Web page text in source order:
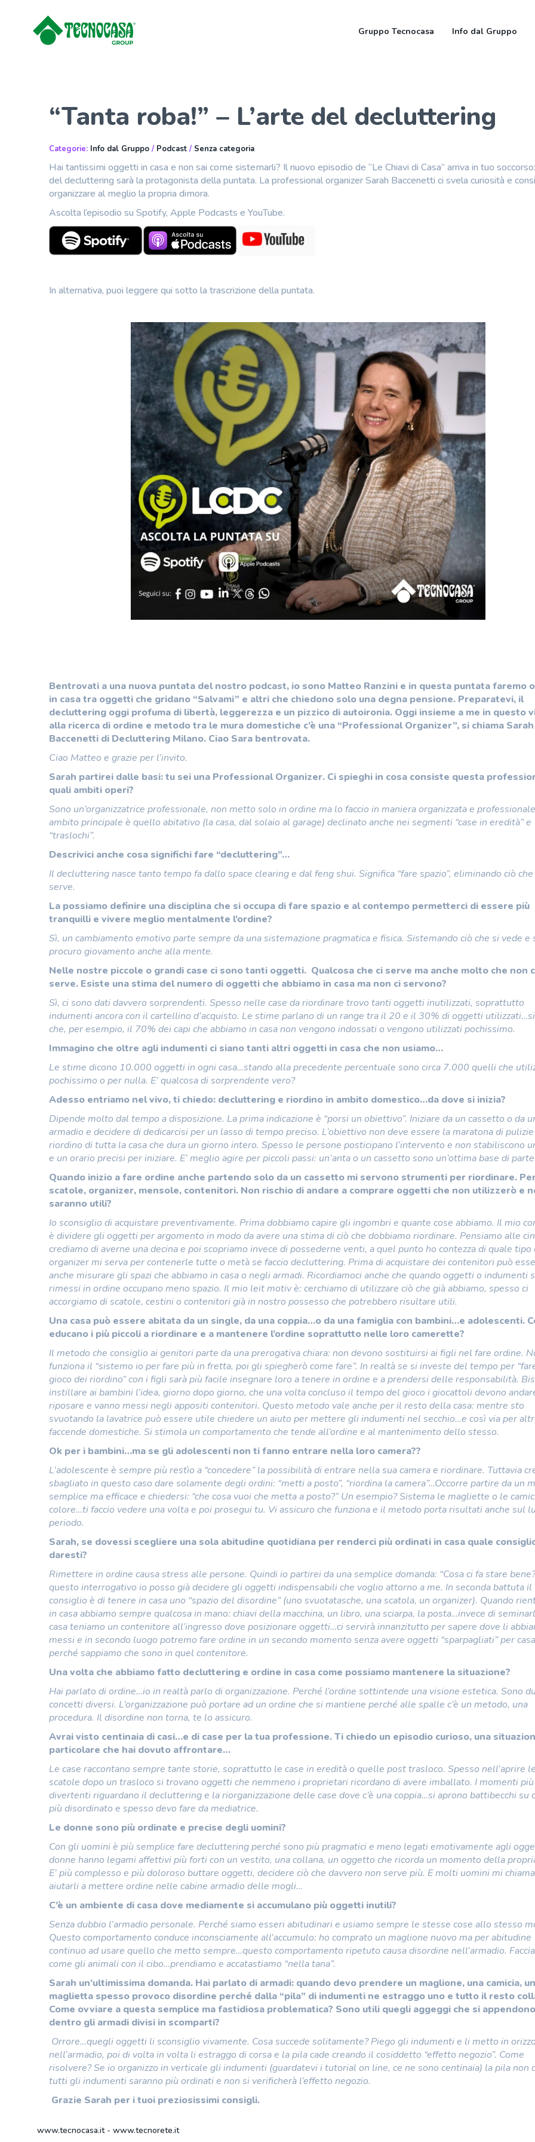
Gruppo Tecnocasa Info dal Gruppo
“Tanta roba!” – L’arte del decluttering
Categorie: Info dal Gruppo / Podcast / Senza categoria
Hai tantissimi oggetti in casa e non sai come sistemarli? Il nuovo episodio de “Le Chiavi di Casa” arriva in tuo
del decluttering sarà la protagonista della puntata. La professional organizer Sarah Baccenetti ci svela curiosità e
organizzare al meglio la propria dimora.
Ascolta l’episodio su Spotify, Apple Podcasts e YouTube.
In alternativa, puoi leggere qui sotto la trascrizione della puntata.
Bentrovati a una nuova puntata del nostro podcast, io sono Matteo Ranzini e in questa puntata faremo
in casa tra oggetti che gridano “Salvami” e altri che chiedono solo una degna pensione. Preparatevi, il
decluttering oggi profuma di libertà, leggerezza e un pizzico di autoironia. Oggi insieme a me in questo
alla ricerca di ordine e metodo tra le mura domestiche c’è una “Professional Organizer”, si chiama Sarah
Baccenetti di Decluttering Milano. Ciao Sara bentrovata.
Ciao Matteo e grazie per l’invito.
Sarah partirei dalle basi: tu sei una Professional Organizer. Ci spieghi in cosa consiste questa
quali ambiti operi?
Sono un’organizzatrice professionale, non metto solo in ordine ma lo faccio in maniera organizzata e
ambito principale è quello abitativo (la casa, dal solaio al garage) declinato anche nei segmenti “case in eredità” e
“traslochi”.
Descrivici anche cosa significhi fare “decluttering”…
Il decluttering nasce tanto tempo fa dallo space clearing e dal feng shui. Significa “fare spazio”, eliminando ciò
serve.
La possiamo definire una disciplina che si occupa di fare spazio e al contempo permetterci di essere più
tranquilli e vivere meglio mentalmente l’ordine?
Sì, un cambiamento emotivo parte sempre da una sistemazione pragmatica e fisica. Sistemando ciò che si vede e
procuro giovamento anche alla mente.
Nelle nostre piccole o grandi case ci sono tanti oggetti. Qualcosa che ci serve ma anche molto che non
serve. Esiste una stima del numero di oggetti che abbiamo in casa ma non ci servono?
Sì, ci sono dati davvero sorprendenti. Spesso nelle case da riordinare trovo tanti oggetti inutilizzati, soprattutto
indumenti ancora con il cartellino d’acquisto. Le stime parlano di un range tra il 20 e il 30% di oggetti
che, per esempio, il 70% dei capi che abbiamo in casa non vengono indossati o vengono utilizzati pochissimo.
Immagino che oltre agli indumenti ci siano tanti altri oggetti in casa che non usiamo…
Le stime dicono 10.000 oggetti in ogni casa…stando alla precedente percentuale sono circa 7.000 quelli che
pochissimo o per nulla. E’ qualcosa di sorprendente vero?
Adesso entriamo nel vivo, ti chiedo: decluttering e riordino in ambito domestico…da dove si inizia?
Dipende molto dal tempo a disposizione. La prima indicazione è “porsi un obiettivo”. Iniziare da un cassetto o da
armadio e decidere di dedicarcisi per un lasso di tempo preciso. L’obiettivo non deve essere la maratona di
riordino di tutta la casa che dura un giorno intero. Spesso le persone posticipano l’intervento e non stabiliscono
e un orario precisi per iniziare. E’ meglio agire per piccoli passi: un’anta o un cassetto sono un’ottima base di
Quando inizio a fare ordine anche partendo solo da un cassetto mi servono strumenti per riordinare.
scatole, organizer, mensole, contenitori. Non rischio di andare a comprare oggetti che non utilizzerò e
saranno utili?
Io sconsiglio di acquistare preventivamente. Prima dobbiamo capire gli ingombri e quante cose abbiamo. Il mio
è dividere gli oggetti per argomento in modo da avere una stima di ciò che dobbiamo riordinare. Pensiamo alle
crediamo di averne una decina e poi scopriamo invece di possederne venti, a quel punto ho contezza di quale tipo
organizer mi serva per contenerle tutte o metà se faccio decluttering. Prima di acquistare dei contenitori può
anche misurare gli spazi che abbiamo in casa o negli armadi. Ricordiamoci anche che quando oggetti o indumenti
rimessi in ordine occupano meno spazio. Il mio leit motiv è: cerchiamo di utilizzare ciò che già abbiamo, spesso ci
accorgiamo di scatole, cestini o contenitori già in nostro possesso che potrebbero risultare utili.
Una casa può essere abitata da un single, da una coppia…o da una famiglia con bambini…e adolescenti.
educano i più piccoli a riordinare e a mantenere l’ordine soprattutto nelle loro camerette?
Il metodo che consiglio ai genitori parte da una prerogativa chiara: non devono sostituirsi ai figli nel fare ordine.
funziona il “sistemo io per fare più in fretta, poi gli spiegherò come fare”. In realtà se si investe del tempo per
gioco dei riordino” con i figli sarà più facile insegnare loro a tenere in ordine e a prendersi delle responsabilità.
instillare ai bambini l’idea, giorno dopo giorno, che una volta concluso il tempo del gioco i giocattoli devono
riposare e vanno messi negli appositi contenitori. Questo metodo vale anche per il resto della casa: mentre sto
svuotando la lavatrice può essere utile chiedere un aiuto per mettere gli indumenti nel secchio…e così via per
faccende domestiche. Si stimola un comportamento che tende all’ordine e al mantenimento dello stesso.
Ok per i bambini…ma se gli adolescenti non ti fanno entrare nella loro camera??
L’adolescente è sempre più restìo a “concedere” la possibilità di entrare nella sua camera e riordinare. Tuttavia
sbagliato in questo caso dare solamente degli ordini: “metti a posto”, “riordina la camera”…Occorre partire da un
semplice ma efficace e chiedersi: “che cosa vuoi che metta a posto?” Un esempio? Sistema le magliette o le
colore…ti faccio vedere una volta e poi prosegui tu. Vi assicuro che funziona e il metodo porta risultati anche sul
periodo.
Sarah, se dovessi scegliere una sola abitudine quotidiana per renderci più ordinati in casa quale
daresti?
Rimettere in ordine causa stress alle persone. Quindi io partirei da una semplice domanda: “Cosa ci fa stare
questo interrogativo io posso già decidere gli oggetti indispensabili che voglio attorno a me. In seconda battuta il
consiglio è di tenere in casa uno “spazio del disordine” (uno svuotatasche, una scatola, un organizer). Quando
in casa abbiamo sempre qualcosa in mano: chiavi della macchina, un libro, una sciarpa, la posta…invece di
casa teniamo un contenitore all’ingresso dove posizionare oggetti…ci servirà innanzitutto per sapere dove li
messi e in secondo luogo potremo fare ordine in un secondo momento senza avere oggetti “sparpagliati” per casa
perché sappiamo che sono in quel contenitore.
Una volta che abbiamo fatto decluttering e ordine in casa come possiamo mantenere la situazione?
Hai parlato di ordine…io in realtà parlo di organizzazione. Perché l’ordine sottintende una visione estetica. Sono
concetti diversi. L’organizzazione può portare ad un ordine che si mantiene perché alle spalle c’è un metodo, una
procedura. Il disordine non torna, te lo assicuro.
Avrai visto centinaia di casi…e di case per la tua professione. Ti chiedo un episodio curioso, una
particolare che hai dovuto affrontare…
Le case raccontano sempre tante storie, soprattutto le case in eredità o quelle post trasloco. Spesso nell’aprire le
scatole dopo un trasloco si trovano oggetti che nemmeno i proprietari ricordano di avere imballato. I momenti più
divertenti riguardano il decluttering e la riorganizzazione delle case dove c’è una coppia…si aprono battibecchi su
più disordinato e spesso devo fare da mediatrice.
Le donne sono più ordinate e precise degli uomini?
Con gli uomini è più semplice fare decluttering perché sono più pragmatici e meno legati emotivamente agli
donne hanno legami affettivi più forti con un vestito, una collana, un oggetto che ricorda un momento della
E’ più complesso e più doloroso buttare oggetti, decidere ciò che davvero non serve più. E molti uomini mi
aiutarli a mettere ordine nelle cabine armadio delle mogli…
C’è un ambiente di casa dove mediamente si accumulano più oggetti inutili?
Senza dubbio l’armadio personale. Perché siamo esseri abitudinari e usiamo sempre le stesse cose allo stesso
Questo comportamento conduce inconsciamente all’accumulo: ho comprato un maglione nuovo ma per abitudine
continuo ad usare quello che metto sempre…questo comportamento ripetuto causa disordine nell’armadio.
come gli animali con il cibo…prendiamo e accatastiamo “nella tana”.
Sarah un’ultimissima domanda. Hai parlato di armadi: quando devo prendere un maglione, una camicia,
maglietta spesso provoco disordine perché dalla “pila” di indumenti ne estraggo uno e tutto il resto
Come ovviare a questa semplice ma fastidiosa problematica? Sono utili quegli aggeggi che si appendono
dentro gli armadi divisi in scomparti?
Orrore…quegli oggetti li sconsiglio vivamente. Cosa succede solitamente? Piego gli indumenti e li metto in
nell’armadio, poi di volta in volta li estraggo di corsa e la pila cade creando il cosiddetto “effetto negozio”. Come
risolvere? Se io organizzo in verticale gli indumenti (guardatevi i tutorial on line, ce ne sono centinaia) la pila non
tutti gli indumenti saranno più ordinati e non si verificherà l’effetto negozio.
Grazie Sarah per i tuoi preziosissimi consigli.
www.tecnocasa.it- www.tecnorete.it